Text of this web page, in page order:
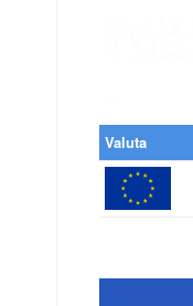
Valuta